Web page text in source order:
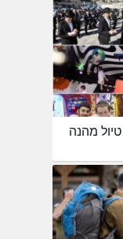
מהנה